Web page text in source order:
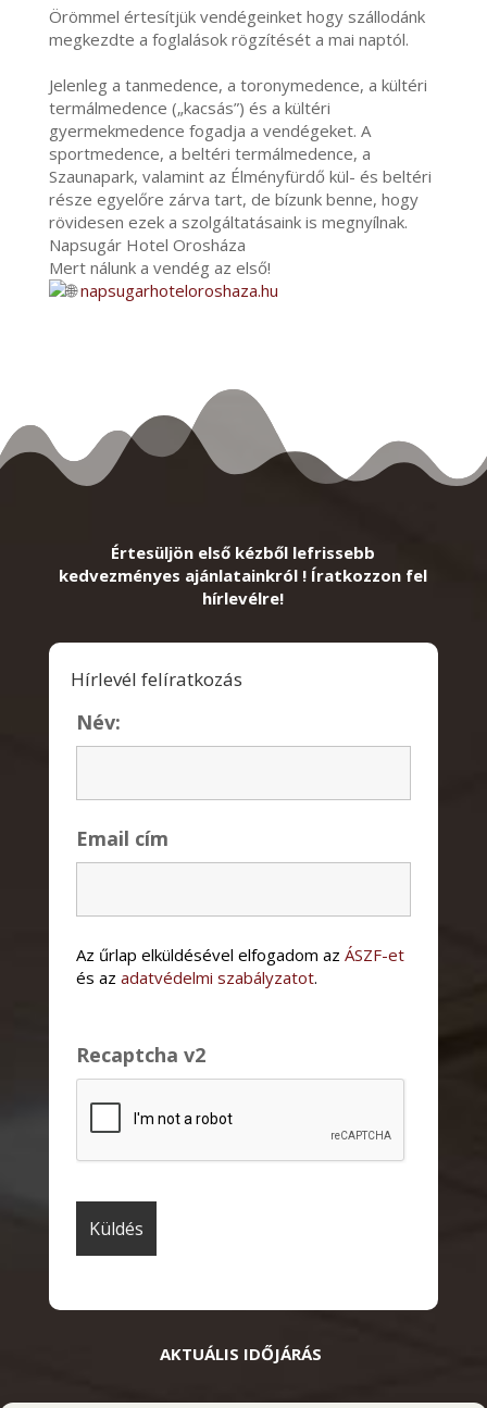
Örömmel értesítjük vendégeinket hogy szállodánk
megkezdte a foglalások rögzítését a mai naptól.
Jelenleg a tanmedence, a toronymedence, a kültéri
termálmedence („kacsás”) és a kültéri
gyermekmedence fogadja a vendégeket. A
sportmedence, a beltéri termálmedence, a
Szaunapark, valamint az Élményfürdő kül- és beltéri
része egyelőre zárva tart, de bízunk benne, hogy
rövidesen ezek a szolgáltatásaink is megnyílnak.
Napsugár Hotel Orosháza
Mert nálunk a vendég az első!
napsugarhoteloroshaza.hu
Értesüljön első kézből lefrissebb
kedvezményes ajánlatainkról ! Íratkozzon fel
hírlevélre!
Hírlevél felíratkozás
Név:
Email cím
Az űrlap elküldésével elfogadom az ÁSZF-et
és az adatvédelmi szabályzatot.
Recaptcha v2
AKTUÁLIS IDŐJÁRÁS